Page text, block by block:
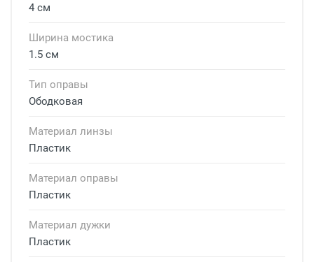
4 см
Ширина мостика
1.5 см
Тип оправы
Ободковая
Материал линзы
Пластик
Материал оправы
Пластик
Материал дужки
Пластик